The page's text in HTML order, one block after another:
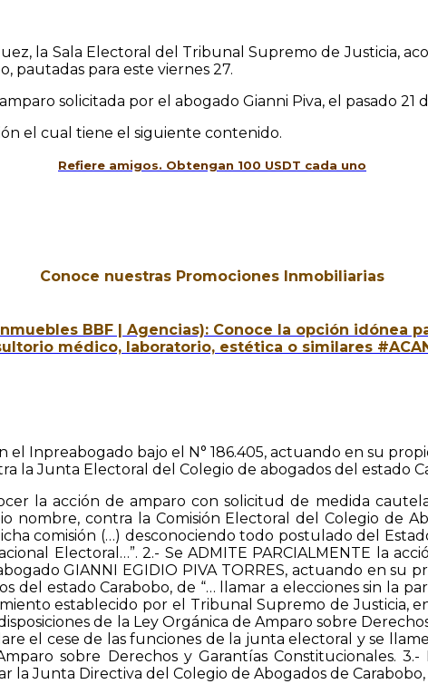
la Sala Electoral del Tribunal Supremo de Justicia,
pautadas para este viernes 27.
solicitada por el abogado Gianni Piva, el pasado
el cual tiene el siguiente contenido.
Refiere amigos. Obtengan 100 USDT cada uno
Conoce nuestras Promociones Inmobiliarias
BBF | Agencias): Conoce la opción idónea
médico, laboratorio, estética o similares
el Inpreabogado bajo el N° 186.405, actuando en su
Junta Electoral del Colegio de abogados del estado
la acción de amparo con solicitud de medida
nombre, contra la Comisión Electoral del Colegio de
comisión (…) desconociendo todo postulado del
Electoral…”. 2.- Se ADMITE PARCIALMENTE la
GIANNI EGIDIO PIVA TORRES, actuando en su
del estado Carabobo, de “… llamar a elecciones sin la
establecido por el Tribunal Supremo de Justicia,
de la Ley Orgánica de Amparo sobre
el cese de las funciones de la junta electoral y se
sobre Derechos y Garantías Constitucionales.
la Junta Directiva del Colegio de Abogados de